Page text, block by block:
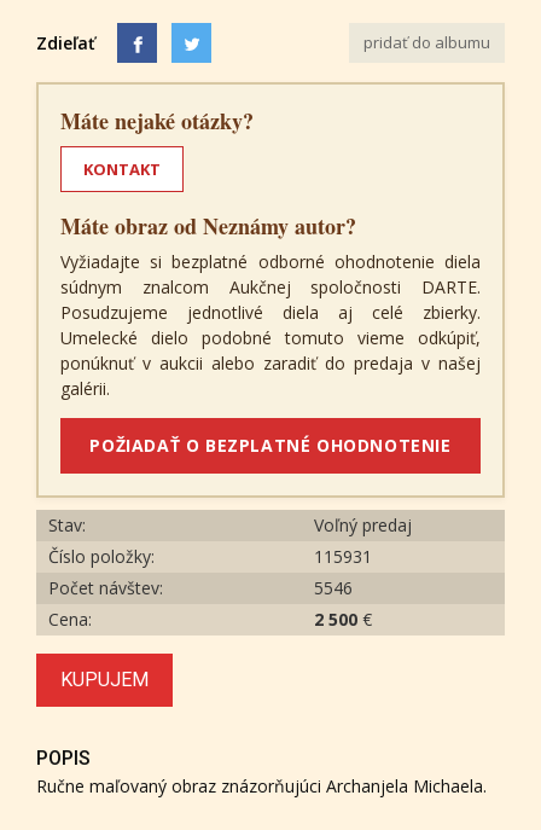
Zdieľať pridať do albumu
Máte nejaké otázky?
KONTAKT
Máte obraz od Neznámy autor?
Vyžiadajte si bezplatné odborné ohodnotenie diela
súdnym znalcom Aukčnej spoločnosti DARTE.
Posudzujeme jednotlivé diela aj celé zbierky.
Umelecké dielo podobné tomuto vieme odkúpiť,
ponúknuť v aukcii alebo zaradiť do predaja v našej
galérii.
POŽIADAŤ O BEZPLATNÉ OHODNOTENIE
Stav:
Voľný predaj
Číslo položky:
115931
Počet návštev:
5546
Cena:
2 500 €
KUPUJEM
POPIS
Ručne maľovaný obraz znázorňujúci Archanjela Michaela.